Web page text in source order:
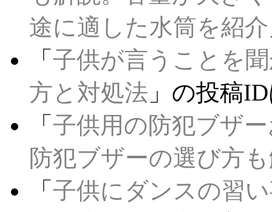
途に適した水筒を紹介
「 子供が言うことを
方と対処法 」の投稿
「 子供用の防犯ブザ
防犯ブザーの選び方
「 子供にダンスの習